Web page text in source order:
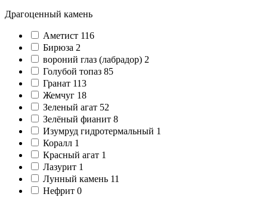
Драгоценный камень
Аметист 116
Бирюза 2
вороний глаз (лабрадор) 2
Голубой топаз 85
Гранат 113
Жемчуг 18
Зеленый агат 52
Зелёный фианит 8
Изумруд гидротермальный 1
Коралл 1
Красный агат 1
Лазурит 1
Лунный камень 11
Нефрит 0